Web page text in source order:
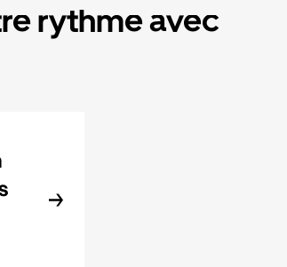
rythme avec